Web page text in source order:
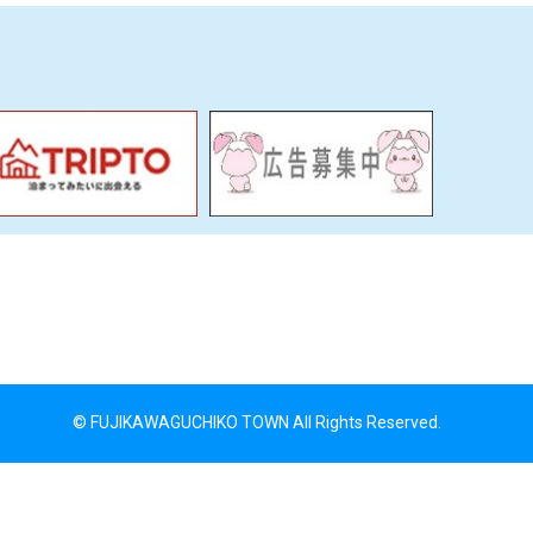
© FUJIKAWAGUCHIKO TOWN All Rights Reserved.